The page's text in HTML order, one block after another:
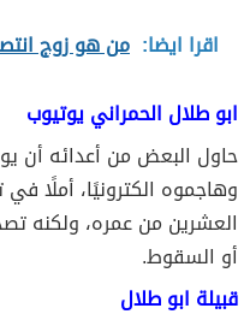
اقرا ايضا: من هو زوج
ابو طلال الحمراني يوتيوب
حاول البعض من أعدائه أن
وهاجموه الكترونيًا، أملًا
العشرين من عمره، ولكنه
أو السقوط.
قبيلة ابو طلال